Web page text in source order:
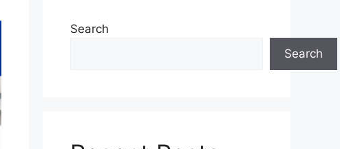
Search
Search